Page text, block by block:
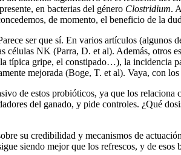
en bacterias del género Clostridium.
de momento, el beneficio de la
ser que sí. En varios artículos (algunos
NK (Parra, D. et al). Además, otros
típica gripe, el constipado…), la incidencia
mejorada (Boge, T. et al). Vaya, con
de estos probióticos, ya que los relaciona
del ganado, y pide controles. ¿Qué
su credibilidad y mecanismos de
siendo mejor que los refrescos, y de esos